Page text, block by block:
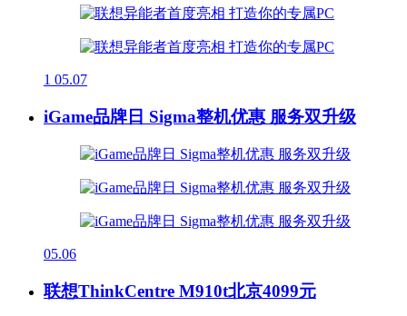
1 05.07
iGame品牌日 Sigma整机优惠 服务双升级
05.06
联想ThinkCentre M910t北京4099元